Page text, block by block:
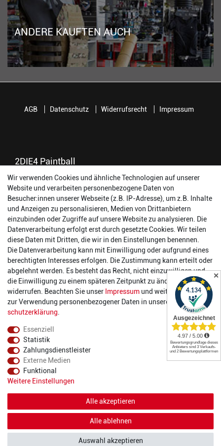
ANDERE KAUFTEN AUCH
2DIE4 Paintball
56457 Westerburg
Reinhold-Ferger-Straße 26
order@2die4-sports.com
0 26 63/ 9 68 69 37
Öffnungszeiten
Montag:
14:00 - 17:00 Uhr
Dienstag:
14:00 - 17:00 Uhr
Mittwoch:
14:00 - 17:00 Uhr
Donnerstag:
14:00 - 17:00 Uhr
Freitag:
14:00 - 19:00 Uhr
Samstag:
10:00 - 17:00 Uhr
AGB Datenschutz Widerrufsrecht Impressum
Wir verwenden Cookies und ähnliche Technologien auf unserer
Website und verarbeiten personenbezogene Daten von
Besucher:innen unserer Webseite (z.B. IP-Adresse), um z.B. Inhalte
und Anzeigen zu personalisieren, Medien von Drittanbietern
einzubinden oder Zugriffe auf unsere Website zu analysieren. Die
Datenverarbeitung erfolgt erst durch gesetzte Cookies. Wir teilen
diese Daten mit Dritten, die wir in den Einstellungen benennen.
Die Datenverarbeitung kann mit Einwilligung oder aufgrund eines
berechtigten Interesses erfolgen. Die Zustimmung kann erteilt oder
abgelehnt werden. Es besteht das Recht, nicht einzuwilligen und
die Einwilligung zu einem späteren Zeitpunkt zu ändern oder zu
widerrufen. Beachten Sie unser Impressum und weitere Hinweise
zur Verwendung personenbezogener Daten in unserer
Daten­
schutz­erklärung
Essenziell
Statistik
Zahlungsdienstleister
Externe Medien
Funktional
Weitere Einstellungen
Alle akzeptieren
Alle ablehnen
Auswahl akzeptieren
✕